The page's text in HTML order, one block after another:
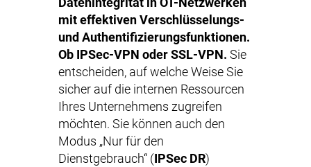
Datenintegrität in OT-Netzwerken
mit effektiven Verschlüsselungs-
und Authentifizierungsfunktionen.
Ob IPSec-VPN oder SSL-VPN. Sie
entscheiden, auf welche Weise Sie
sicher auf die internen Ressourcen
Ihres Unternehmens zugreifen
möchten. Sie können auch den
Modus „Nur für den
Dienstgebrauch“ ( IPSec DR)